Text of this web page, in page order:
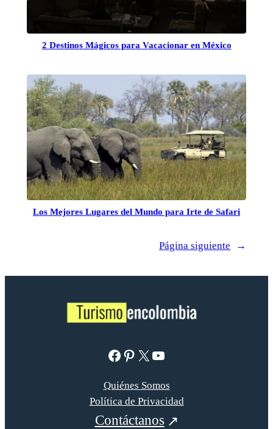
2 Destinos Mágicos para Vacacionar en México
Los Mejores Lugares del Mundo para Irte de Safari
Página siguiente →
Facebook Pinterest X YouTube
Quiénes Somos
Política de Privacidad
Contáctanos